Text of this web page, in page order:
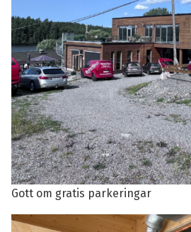
Gott om gratis parkeringar